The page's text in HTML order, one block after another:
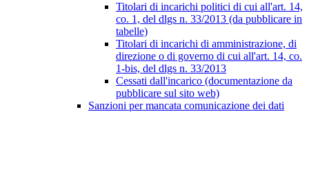
Titolari di incarichi politici di cui all'art. 14,
co. 1, del dlgs n. 33/2013 (da pubblicare in
tabelle)
Titolari di incarichi di amministrazione, di
direzione o di governo di cui all'art. 14, co.
1-bis, del dlgs n. 33/2013
Cessati dall'incarico (documentazione da
pubblicare sul sito web)
Sanzioni per mancata comunicazione dei dati